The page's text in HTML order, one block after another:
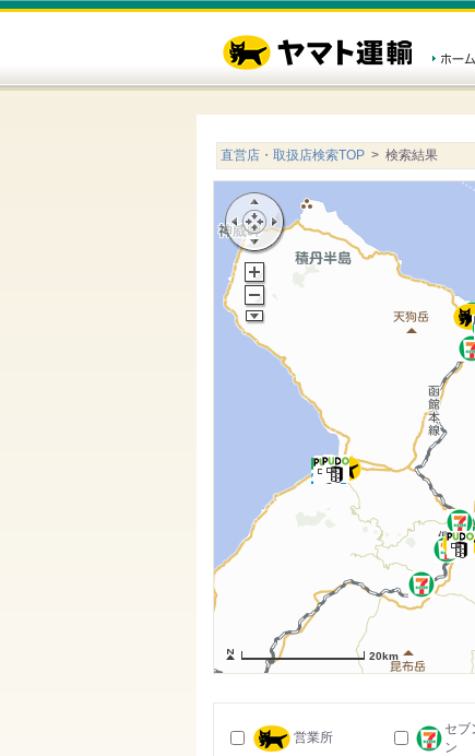
直営店・取扱店検索TOP > 検索結果
20km
営業所
セブ
ン